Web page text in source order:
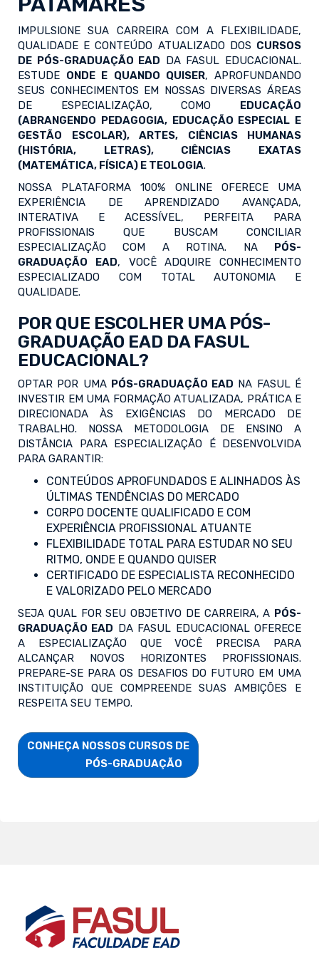
IMPULSIONE SUA CARREIRA COM A FLEXIBILIDADE,
QUALIDADE E CONTEÚDO ATUALIZADO DOS CURSOS
DE PÓS-GRADUAÇÃO EAD DA FASUL EDUCACIONAL.
ESTUDE ONDE E QUANDO QUISER, APROFUNDANDO
SEUS CONHECIMENTOS EM NOSSAS DIVERSAS ÁREAS
DE ESPECIALIZAÇÃO, COMO EDUCAÇÃO
(ABRANGENDO PEDAGOGIA, EDUCAÇÃO ESPECIAL E
GESTÃO ESCOLAR), ARTES, CIÊNCIAS HUMANAS
(HISTÓRIA, LETRAS), CIÊNCIAS EXATAS
(MATEMÁTICA, FÍSICA) E TEOLOGIA.
NOSSA PLATAFORMA 100% ONLINE OFERECE UMA
EXPERIÊNCIA DE APRENDIZADO AVANÇADA,
INTERATIVA E ACESSÍVEL, PERFEITA PARA
PROFISSIONAIS QUE BUSCAM CONCILIAR
ESPECIALIZAÇÃO COM A ROTINA. NA PÓS-
GRADUAÇÃO EAD, VOCÊ ADQUIRE CONHECIMENTO
ESPECIALIZADO COM TOTAL AUTONOMIA E
QUALIDADE.
POR QUE ESCOLHER UMA PÓS-
GRADUAÇÃO EAD DA FASUL
EDUCACIONAL?
OPTAR POR UMA PÓS-GRADUAÇÃO EAD NA FASUL É
INVESTIR EM UMA FORMAÇÃO ATUALIZADA, PRÁTICA E
DIRECIONADA ÀS EXIGÊNCIAS DO MERCADO DE
TRABALHO. NOSSA METODOLOGIA DE ENSINO A
DISTÂNCIA PARA ESPECIALIZAÇÃO É DESENVOLVIDA
PARA GARANTIR:
CONTEÚDOS APROFUNDADOS E ALINHADOS ÀS
ÚLTIMAS TENDÊNCIAS DO MERCADO
CORPO DOCENTE QUALIFICADO E COM
EXPERIÊNCIA PROFISSIONAL ATUANTE
FLEXIBILIDADE TOTAL PARA ESTUDAR NO SEU
RITMO, ONDE E QUANDO QUISER
CERTIFICADO DE ESPECIALISTA RECONHECIDO
E VALORIZADO PELO MERCADO
SEJA QUAL FOR SEU OBJETIVO DE CARREIRA, A PÓS-
GRADUAÇÃO EAD DA FASUL EDUCACIONAL OFERECE
A ESPECIALIZAÇÃO QUE VOCÊ PRECISA PARA
ALCANÇAR NOVOS HORIZONTES PROFISSIONAIS.
PREPARE-SE PARA OS DESAFIOS DO FUTURO EM UMA
INSTITUIÇÃO QUE COMPREENDE SUAS AMBIÇÕES E
RESPEITA SEU TEMPO.
CONHEÇA NOSSOS CURSOS DE
                        PÓS-GRADUAÇÃO